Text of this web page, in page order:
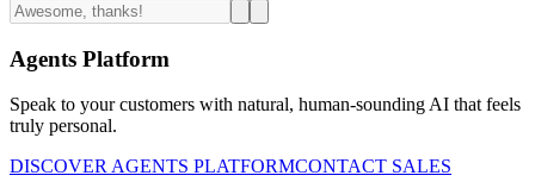
Agents Platform
Speak to your customers with natural, human-sounding AI that feels
truly personal.
DISCOVER AGENTS PLATFORMCONTACT SALES